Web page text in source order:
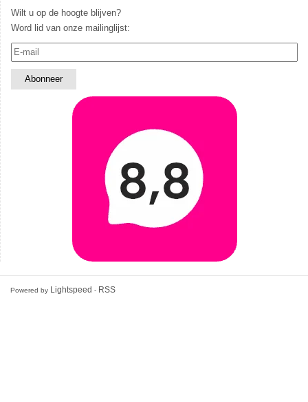
Wilt u op de hoogte blijven?
Word lid van onze mailinglijst:
Powered by Lightspeed - RSS